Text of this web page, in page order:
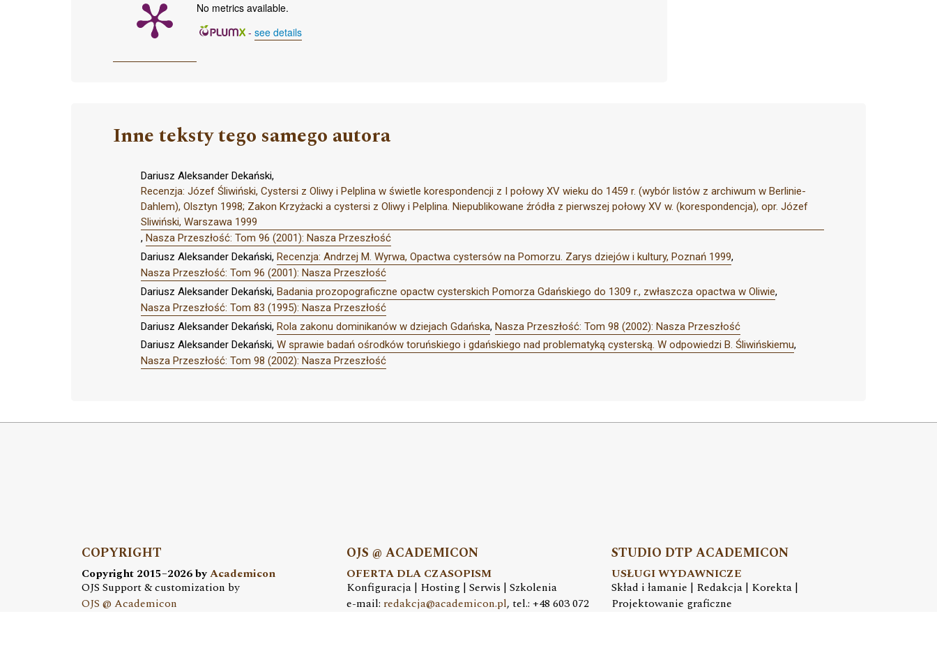
No metrics available.
- see details
Inne teksty tego samego autora
Dariusz Aleksander Dekański,
Recenzja: Józef Śliwiński, Cystersi z Oliwy i Pelplina w świetle korespondencji z I połowy XV wieku do 1459 r. (wybór listów z archiwum w Berlinie-
Dahlem), Olsztyn 1998; Zakon Krzyżacki a cystersi z Oliwy i Pelplina. Niepublikowane źródła z pierwszej połowy XV w. (korespondencja), opr. Józef
Sliwiński, Warszawa 1999
, Nasza Przeszłość: Tom 96 (2001): Nasza Przeszłość
Dariusz Aleksander Dekański, Recenzja: Andrzej M. Wyrwa, Opactwa cystersów na Pomorzu. Zarys dziejów i kultury, Poznań 1999,
Nasza Przeszłość: Tom 96 (2001): Nasza Przeszłość
Dariusz Aleksander Dekański, Badania prozopograficzne opactw cysterskich Pomorza Gdańskiego do 1309 r., zwłaszcza opactwa w Oliwie,
Nasza Przeszłość: Tom 83 (1995): Nasza Przeszłość
Dariusz Aleksander Dekański, Rola zakonu dominikanów w dziejach Gdańska, Nasza Przeszłość: Tom 98 (2002): Nasza Przeszłość
Dariusz Aleksander Dekański, W sprawie badań ośrodków toruńskiego i gdańskiego nad problematyką cysterską. W odpowiedzi B. Śliwińskiemu,
Nasza Przeszłość: Tom 98 (2002): Nasza Przeszłość
COPYRIGHT
Copyright 2015–2026 byAcademicon
OJS Support & customization by
OJS @ Academicon
OJS @ ACADEMICON
OFERTA DLA CZASOPISM
Konfiguracja | Hosting | Serwis | Szkolenia
e-mail: redakcja@academicon.pl, tel.: +48 603 072
STUDIO DTP ACADEMICON
USŁUGI WYDAWNICZE
Skład i łamanie | Redakcja | Korekta |
Projektowanie graficzne